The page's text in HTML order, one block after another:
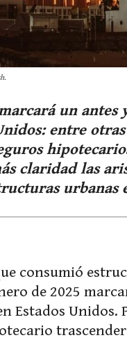
un antes
entre
claridad las
urbanas
consumió
de 2025
Estados Unidos.